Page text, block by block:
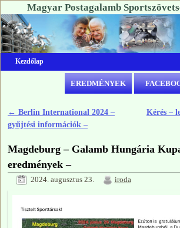
Magyar Postagalamb
Kezdőlap
Ugrás a főtartalomra
Ugrás a másodlagos tartalomra
EREDMÉNYEK
Bejegyzés navigáció
← Berlin International 2024 –
gyűjtési információk –
Kérés –
Magdeburg – Galamb Hungária
eredmények –
2024. augusztus 23. iroda